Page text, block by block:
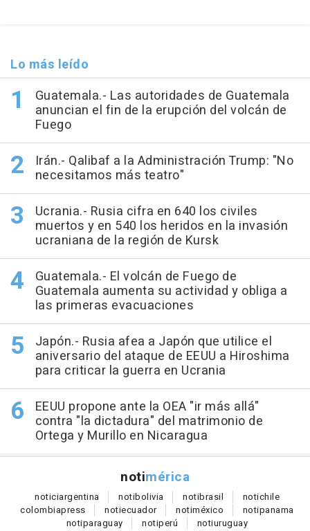
Lo más leído
Guatemala.- Las autoridades de Guatemala
anuncian el fin de la erupción del volcán de
Fuego
Irán.- Qalibaf a la Administración Trump: "No
necesitamos más teatro"
Ucrania.- Rusia cifra en 640 los civiles
muertos y en 540 los heridos en la invasión
ucraniana de la región de Kursk
Guatemala.- El volcán de Fuego de
Guatemala aumenta su actividad y obliga a
las primeras evacuaciones
Japón.- Rusia afea a Japón que utilice el
aniversario del ataque de EEUU a Hiroshima
para criticar la guerra en Ucrania
EEUU propone ante la OEA "ir más allá"
contra "la dictadura" del matrimonio de
Ortega y Murillo en Nicaragua
notimérica
noticiargentina notibolivia notibrasil notichile
colombiapress notiecuador notiméxico notipanama
notiparaguay notiperú notiuruguay